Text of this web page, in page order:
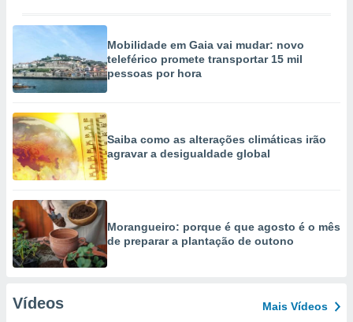
Mobilidade em Gaia vai mudar: novo
teleférico promete transportar 15 mil
pessoas por hora
Saiba como as alterações climáticas irão
agravar a desigualdade global
Morangueiro: porque é que agosto é o mês
de preparar a plantação de outono
Vídeos Mais Vídeos